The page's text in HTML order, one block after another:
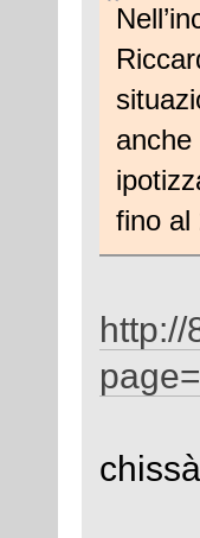
anche
fino al
http://